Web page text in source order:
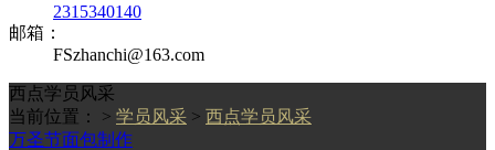
2315340140
邮箱：
FSzhanchi@163.com
西点学员风采
当前位置： > 学员风采 > 西点学员风采
万圣节面包制作